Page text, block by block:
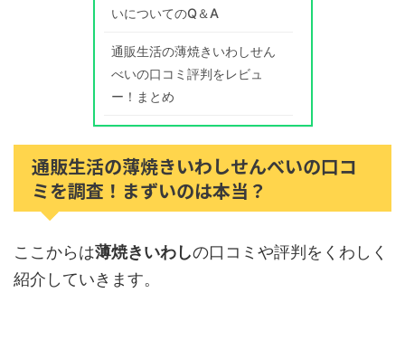
いについてのQ＆A
通販生活の薄焼きいわしせん
べいの口コミ評判をレビュ
ー！まとめ
通販生活の薄焼きいわしせんべいの口コ
ミを調査！まずいのは本当？
ここからは薄焼きいわしの口コミや評判をくわしく
紹介していきます。